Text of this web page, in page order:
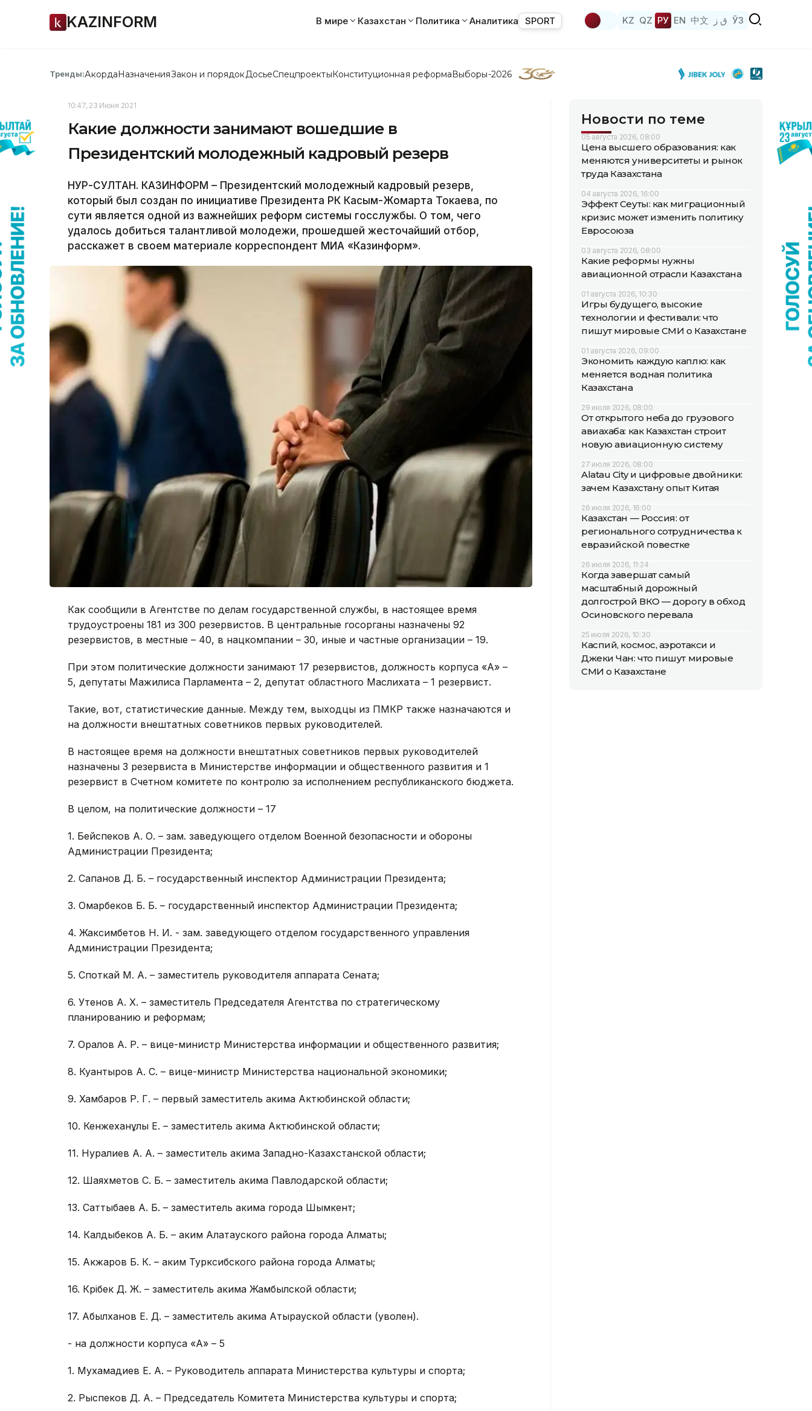
KAZINFORM В мире Казахстан Политика Аналитика SPORT KZ QZ РУ EN 中文 ق ز ЎЗ
Тренды:АкордаНазначенияЗакон и порядок ДосьеСпецпроектыКонституционная реформаВыборы-2026
10:47, 23 Июня 2021
Какие должности занимают вошедшие в
Президентский молодежный кадровый резерв
НУР-СУЛТАН. КАЗИНФОРМ – Президентский молодежный кадровый резерв,
который был создан по инициативе Президента РК Касым-Жомарта Токаева, по
сути является одной из важнейших реформ системы госслужбы. О том, чего
удалось добиться талантливой молодежи, прошедшей жесточайший отбор,
расскажет в своем материале корреспондент МИА «Казинформ».
Как сообщили в Агентстве по делам государственной службы, в настоящее время
трудоустроены 181 из 300 резервистов. В центральные госорганы назначены 92
резервистов, в местные – 40, в нацкомпании – 30, иные и частные организации – 19.
При этом политические должности занимают 17 резервистов, должность корпуса «А» –
5, депутаты Мажилиса Парламента – 2, депутат областного Маслихата – 1 резервист.
Такие, вот, статистические данные. Между тем, выходцы из ПМКР также назначаются и
на должности внештатных советников первых руководителей.
В настоящее время на должности внештатных советников первых руководителей
назначены 3 резервиста в Министерстве информации и общественного развития и 1
резервист в Счетном комитете по контролю за исполнением республиканского бюджета.
В целом, на политические должности – 17
1. Бейспеков А. О. – зам. заведующего отделом Военной безопасности и обороны
Администрации Президента;
2. Сапанов Д. Б. – государственный инспектор Администрации Президента;
3. Омарбеков Б. Б. – государственный инспектор Администрации Президента;
4. Жаксимбетов Н. И. - зам. заведующего отделом государственного управления
Администрации Президента;
5. Споткай М. А. – заместитель руководителя аппарата Сената;
6. Утенов А. Х. – заместитель Председателя Агентства по стратегическому
планированию и реформам;
7. Оралов А. Р. – вице-министр Министерства информации и общественного развития;
8. Куантыров А. С. – вице-министр Министерства национальной экономики;
9. Хамбаров Р. Г. – первый заместитель акима Актюбинской области;
10. Кенжеханұлы Е. – заместитель акима Актюбинской области;
11. Нуралиев А. А. – заместитель акима Западно-Казахстанской области;
12. Шаяхметов С. Б. – заместитель акима Павлодарской области;
13. Саттыбаев А. Б. – заместитель акима города Шымкент;
14. Калдыбеков А. Б. – аким Алатауского района города Алматы;
15. Акжаров Б. К. – аким Турксибского района города Алматы;
16. Кәрібек Д. Ж. – заместитель акима Жамбылской области;
17. Абылханов Е. Д. – заместитель акима Атырауской области (уволен).
- на должности корпуса «А» – 5
1. Мухамадиев Е. А. – Руководитель аппарата Министерства культуры и спорта;
2. Рыспеков Д. А. – Председатель Комитета Министерства культуры и спорта;
Новости по теме
05 августа 2026, 08:00
Цена высшего образования: как
меняются университеты и рынок
труда Казахстана
04 августа 2026, 16:00
Эффект Сеуты: как миграционный
кризис может изменить политику
Евросоюза
03 августа 2026, 08:00
Какие реформы нужны
авиационной отрасли Казахстана
01 августа 2026, 10:30
Игры будущего, высокие
технологии и фестивали: что
пишут мировые СМИ о Казахстане
01 августа 2026, 09:00
Экономить каждую каплю: как
меняется водная политика
Казахстана
29 июля 2026, 08:00
От открытого неба до грузового
авиахаба: как Казахстан строит
новую авиационную систему
27 июля 2026, 08:00
Alatau City и цифровые двойники:
зачем Казахстану опыт Китая
26 июля 2026, 16:00
Казахстан — Россия: от
регионального сотрудничества к
евразийской повестке
26 июля 2026, 11:24
Когда завершат самый
масштабный дорожный
долгострой ВКО — дорогу в обход
Осиновского перевала
25 июля 2026, 10:30
Каспий, космос, аэротакси и
Джеки Чан: что пишут мировые
СМИ о Казахстане